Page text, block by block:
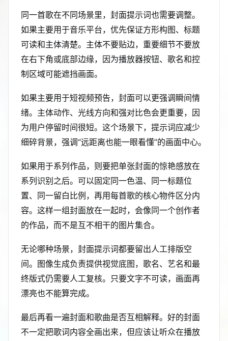
同一首歌在不同场景里，封面提示词也需要调整。
如果主要用于音乐平台，优先保证方形构图、标题
可读和主体清楚。主体不要贴边，重要细节不要放
在右下角或底部边缘，因为播放器按钮、歌名和控
制区域可能遮挡画面。
如果主要用于短视频预告，封面可以更强调瞬间情
绪。主体动作、光线方向和强对比色会更重要，因
为用户停留时间很短。这个场景下，提示词应减少
细碎背景，强调“远距离也能一眼看懂”的画面中心。
如果用于系列作品，则要把单张封面的惊艳感放在
系列识别之后。可以固定同一色温、同一标题位
置、同一留白比例，再用每首歌的核心物件区分内
容。这样一组封面放在一起时，会像同一个创作者
的作品，而不是互不相干的图片集合。
无论哪种场景，封面提示词都要留出人工排版空
间。图像生成负责提供视觉底图，歌名、艺名和最
终版式仍需要人工复核。只要文字不可读，画面再
漂亮也不能算完成。
最后再看一遍封面和歌曲是否互相解释。好的封面
不一定把歌词内容全画出来，但应该让听众在播放